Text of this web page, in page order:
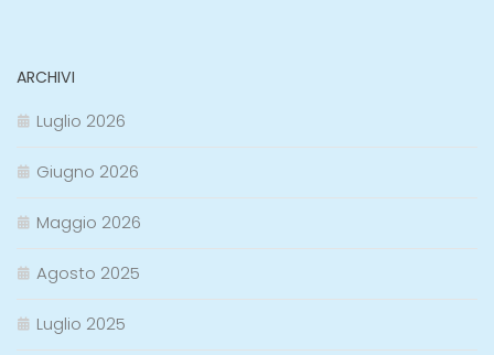
ARCHIVI
Luglio 2026
Giugno 2026
Maggio 2026
Agosto 2025
Luglio 2025